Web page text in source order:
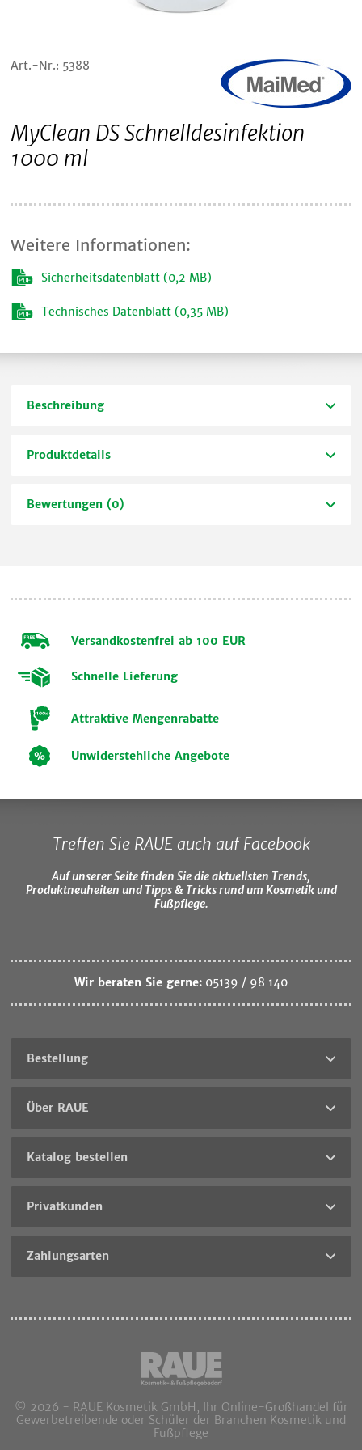
Art.-Nr.: 5388
MyClean DS Schnelldesinfektion
1000 ml
Weitere Informationen:
Sicherheitsdatenblatt (0,2 MB)
Technisches Datenblatt (0,35 MB)
Beschreibung
Produktdetails
Bewertungen (0)
Versandkostenfrei ab 100 EUR
Schnelle Lieferung
Attraktive Mengenrabatte
Unwiderstehliche Angebote
Treffen Sie RAUE auch auf Facebook
Auf unserer Seite finden Sie die aktuellsten Trends,
Produktneuheiten und Tipps & Tricks rund um Kosmetik und
Fußpflege.
Wir beraten Sie gerne: 05139 / 98 140
Bestellung
Über RAUE
Katalog bestellen
Privatkunden
Zahlungsarten
© 2026 - RAUE Kosmetik GmbH, Ihr Online-Großhandel für
Gewerbetreibende oder Schüler der Branchen Kosmetik und
Fußpflege